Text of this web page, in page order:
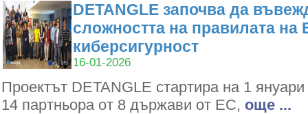
DETANGLE започва да
сложността на правилата на
киберсигурност
16-01-2026
Проектът DETANGLE стартира на 1
14 партньора от 8 държави от ЕС, oще ...